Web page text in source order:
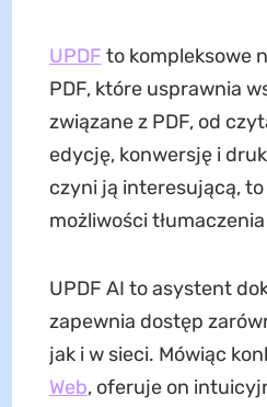
UPDF to kompleksowe
PDF, które usprawnia
związane z PDF, od
edycję, konwersję i
czyni ją interesującą,
możliwości
UPDF AI to asystent
zapewnia dostęp
jak i w sieci. Mówiąc
Web, oferuje on